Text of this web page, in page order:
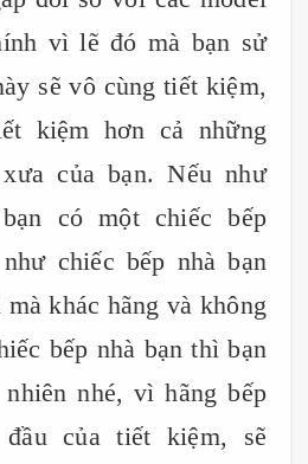
vì lẽ đó mà bạn sử
sẽ vô cùng tiết kiệm,
kiệm hơn cả những
của bạn. Nếu như
có một chiếc bếp
chiếc bếp nhà bạn
khác hãng và không
bếp nhà bạn thì bạn
nhé, vì hãng bếp
của tiết kiệm, sẽ